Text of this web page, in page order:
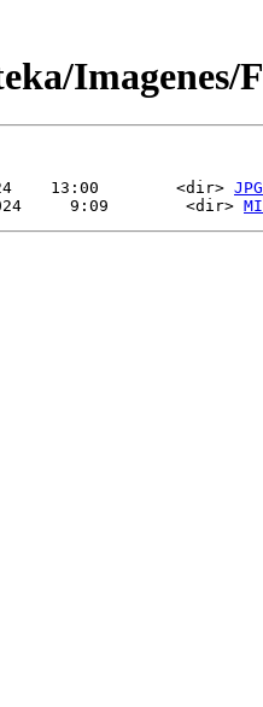
Imagenes/
13:00        <dir> JPG
9:09        <dir>